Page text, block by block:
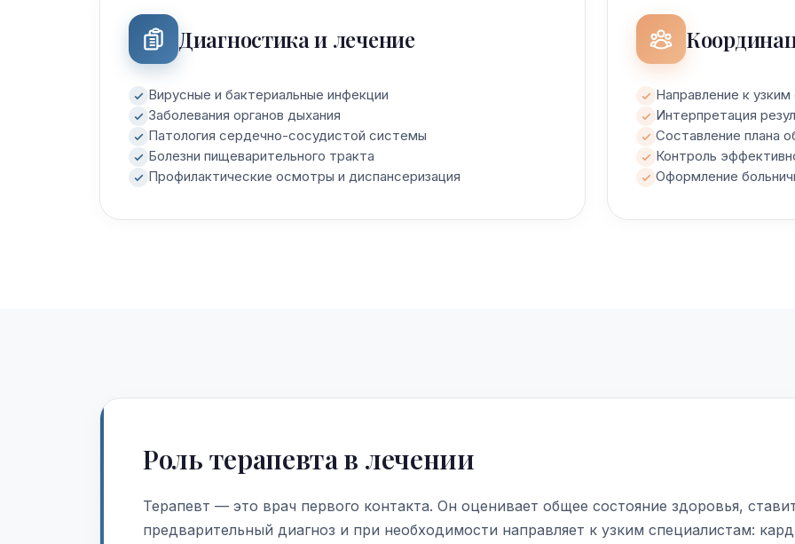
Диагностика и лечение
Вирусные и бактериальные инфекции
Заболевания органов дыхания
Патология сердечно-сосудистой системы
Болезни пищеварительного тракта
Профилактические осмотры и диспансеризация
Направление к
Интерпретация
Составление плана
Контроль
Оформление
Роль терапевта в лечении
Терапевт — это врач первого контакта. Он оценивает общее состояние здоровья,
предварительный диагноз и при необходимости направляет к узким специалистам: